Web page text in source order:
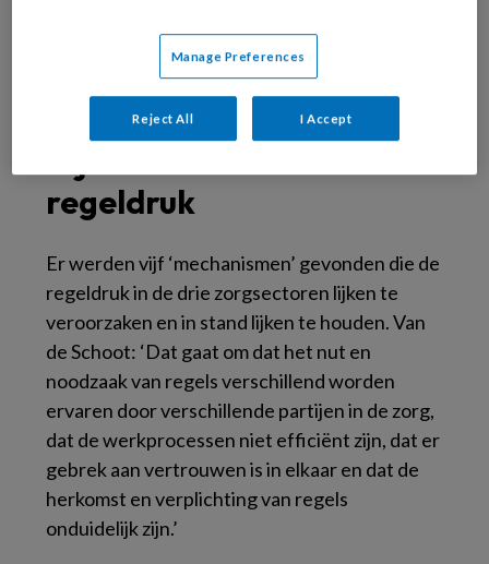
verpleeghuiszorg, wijkverpleging en
gehandicaptenzorg.
regeldruk
Er werden vijf ‘mechanismen’ gevonden die de
regeldruk in de drie zorgsectoren lijken te
veroorzaken en in stand lijken te houden. Van
de Schoot: ‘Dat gaat om dat het nut en
noodzaak van regels verschillend worden
ervaren door verschillende partijen in de zorg,
dat de werkprocessen niet efficiënt zijn, dat er
gebrek aan vertrouwen is in elkaar en dat de
herkomst en verplichting van regels
onduidelijk zijn.’
Manage Preferences
Reject All I Accept